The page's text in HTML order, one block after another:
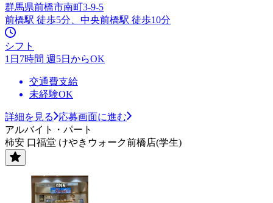
群馬県前橋市南町3-9-5
前橋駅 徒歩5分、中央前橋駅 徒歩10分
シフト
1日7時間 週5日からOK
交通費支給
未経験OK
詳細を見る
応募画面に進む
アルバイト・パート
柿安 口福堂 けやきウォーク前橋店(学生)